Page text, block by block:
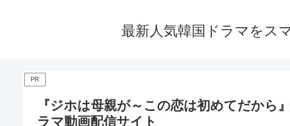
最新人気韓国ドラマをス
PR
『ジホは母親が～この恋は初めてだから
ラマ動画配信サイト